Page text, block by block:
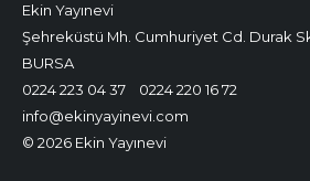
Ekin Yayınevi
Şehreküstü Mh. Cumhuriyet Cd. Durak
BURSA
0224 223 04 37
0224 220 16 72
info@ekinyayinevi.com
© 2026 Ekin Yayınevi